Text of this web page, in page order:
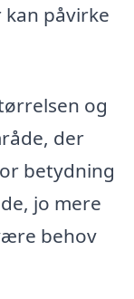
påvirke
og
der
betydning
jo mere
behov